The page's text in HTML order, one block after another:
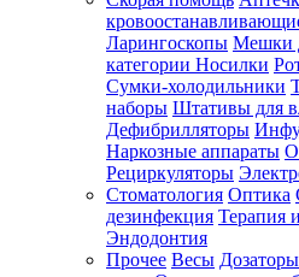
Ларингоскопы Мешки
категории Носилки
Сумки-холодильники
наборы Штативы для
Дефибрилляторы
Наркозные аппараты
Рециркуляторы
Стоматология Оптика
дезинфекция Терапия
Эндодонтия
Прочее Весы